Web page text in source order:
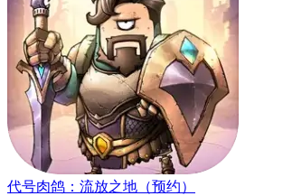
代号肉鸽：流放之地（预约）